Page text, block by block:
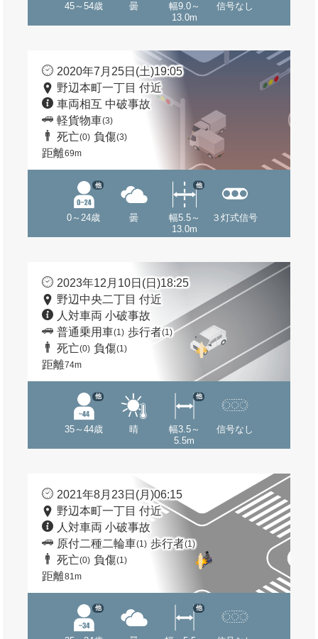
45～54歳 曇
幅9.0～
13.0m
信号なし
2020年7月25日(土)19:05
野辺本町一丁目 付近
車両相互 中破事故
軽貨物車(3)
死亡(0) 負傷(3)
距離69m
0～24歳
他
曇
幅5.5～
13.0m
他
３灯式信号
2023年12月10日(日)18:25
野辺中央二丁目 付近
人対車両 小破事故
普通乗用車(1) 歩行者(1)
死亡(0) 負傷(1)
距離74m
35～44歳
他
晴
幅3.5～
5.5m
他
信号なし
2021年8月23日(月)06:15
野辺本町一丁目 付近
人対車両 小破事故
原付二種二輪車(1) 歩行者(1)
死亡(0) 負傷(1)
距離81m
他 他